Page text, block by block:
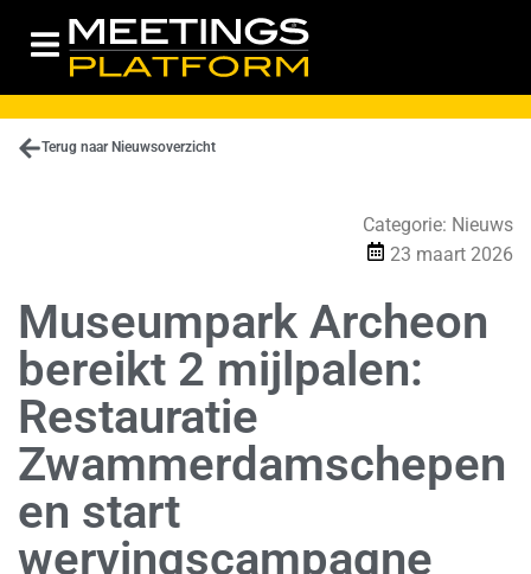
Terug naar Nieuwsoverzicht
Categorie: Nieuws
23 maart 2026
Museumpark Archeon
bereikt 2 mijlpalen:
Restauratie
Zwammerdamschepen
en start
wervingscampagne